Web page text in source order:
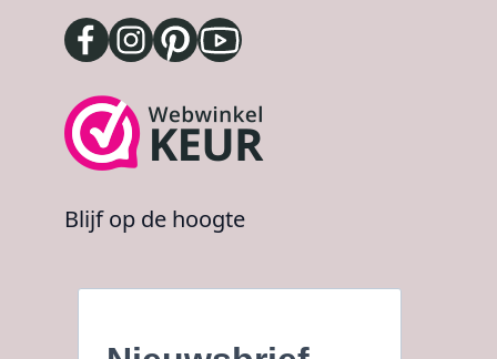
Blijf op de hoogte